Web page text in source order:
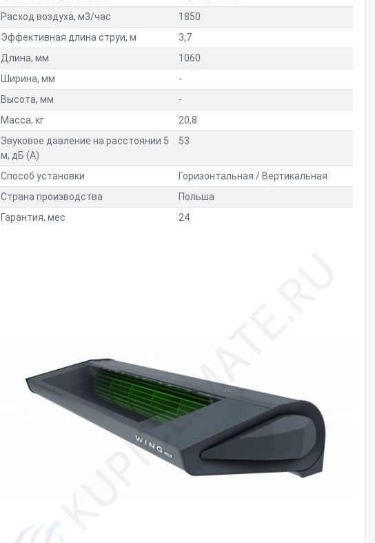
Расход воздуха, м3/час
1850
Эффективная длина струи, м
3,7
Длина, мм
1060
Ширина, мм
-
Высота, мм
-
Масса, кг
20,8
Звуковое давление на расстоянии 5
м, дБ (A)
53
Способ установки
Горизонтальная / Вертикальная
Страна производства
Польша
Гарантия, мес
24